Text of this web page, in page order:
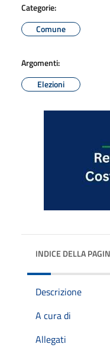
Categorie:
Comune
Argomenti:
Elezioni
INDICE DELLA
Descrizione
A cura di
Allegati